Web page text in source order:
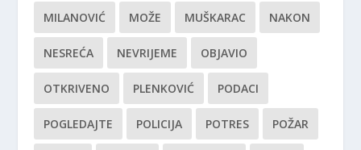
MILANOVIĆ MOŽE MUŠKARAC NAKON
NESREĆA NEVRIJEME OBJAVIO
OTKRIVENO PLENKOVIĆ PODACI
POGLEDAJTE POLICIJA POTRES POŽAR